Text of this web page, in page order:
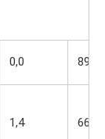
0,0 899
1,4 662